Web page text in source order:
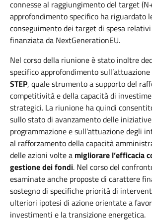
connesse al raggiungimento del target
approfondimento specifico ha riguardato
conseguimento dei target di spesa
finanziata da NextGenerationEU.
Nel corso della riunione è stato inoltre
specifico approfondimento
STEP, quale strumento a supporto del
competitività e della capacità di
strategici. La riunione ha quindi
sullo stato di avanzamento delle
programmazione e sull’attuazione degli
al rafforzamento della capacità
delle azioni volte a migliorare l’efficacia
gestione dei fondi. Nel corso del
esaminate anche proposte di carattere
sostegno di specifiche priorità di
ulteriori ipotesi di azione orientate a
investimenti e la transizione energetica.